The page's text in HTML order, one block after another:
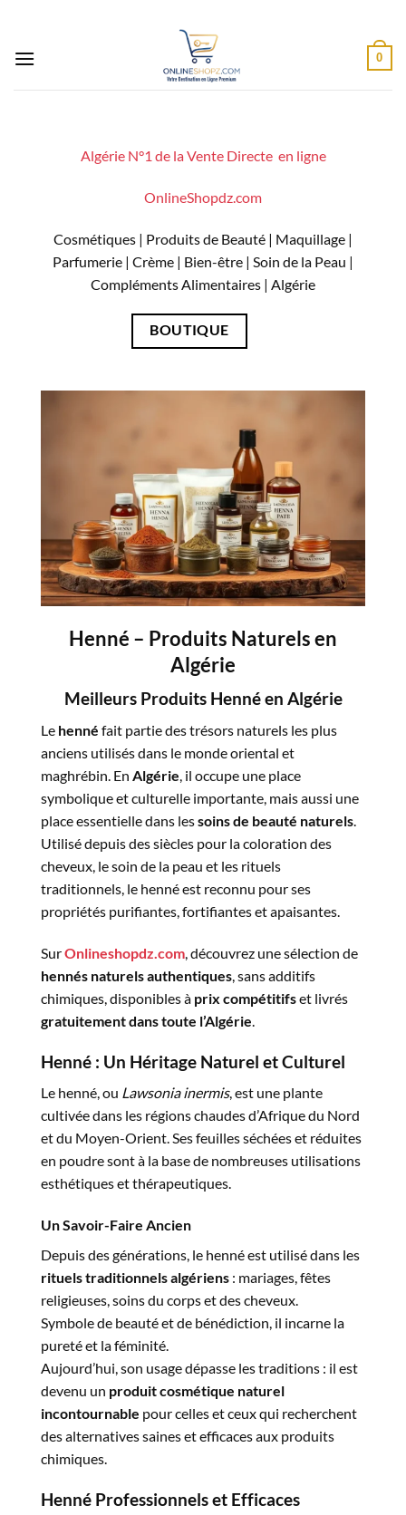
contenu
0
Algérie N°1 de la Vente Directe en ligne
OnlineShopdz.com
Cosmétiques | Produits de Beauté | Maquillage |
Parfumerie | Crème | Bien-être | Soin de la Peau |
Compléments Alimentaires | Algérie
BOUTIQUE
Henné – Produits Naturels en
Algérie
Meilleurs Produits Henné en Algérie
Le henné fait partie des trésors naturels les plus
anciens utilisés dans le monde oriental et
maghrébin. En Algérie, il occupe une place
symbolique et culturelle importante, mais aussi une
place essentielle dans lessoins de beauté naturels.
Utilisé depuis des siècles pour la coloration des
cheveux, le soin de la peau et les rituels
traditionnels, le henné est reconnu pour ses
propriétés purifiantes, fortifiantes et apaisantes.
SurOnlineshopdz.com , découvrez une sélection de
hennés naturels authentiques , sans additifs
chimiques, disponibles à prix compétitifset livrés
gratuitement dans toute l’Algérie
Henné : Un Héritage Naturel et Culturel
Le henné, ou Lawsonia inermis, est une plante
cultivée dans les régions chaudes d’Afrique du Nord
et du Moyen-Orient. Ses feuilles séchées et réduites
en poudre sont à la base de nombreuses utilisations
esthétiques et thérapeutiques.
Un Savoir-Faire Ancien
Depuis des générations, le henné est utilisé dans les
rituels traditionnels algériens : mariages, fêtes
religieuses, soins du corps et des cheveux.
Symbole de beauté et de bénédiction, il incarne la
pureté et la féminité.
Aujourd’hui, son usage dépasse les traditions : il est
devenu un produit cosmétique naturel
incontournable pour celles et ceux qui recherchent
des alternatives saines et efficaces aux produits
chimiques.
Henné Professionnels et Efficaces